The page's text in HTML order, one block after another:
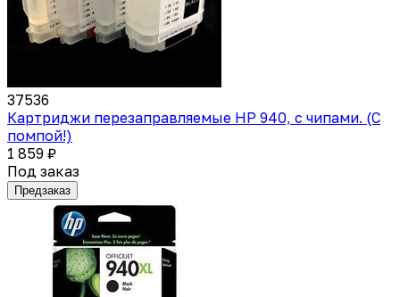
37536
Картриджи перезаправляемые HP 940, с чипами. (С
помпой!)
1 859 ₽
Под заказ
Предзаказ